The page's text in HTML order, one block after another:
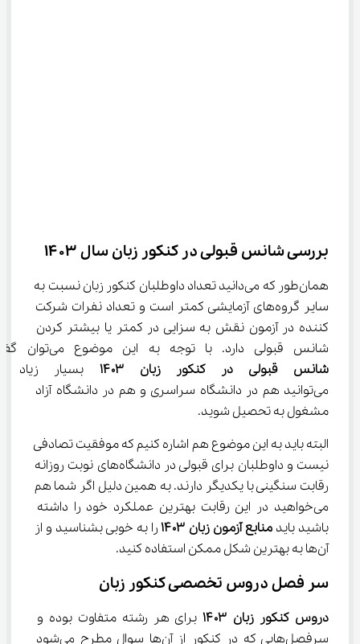
بررسی شانس قبولی در کنکور زبان سال ۱۴۰۳
همان‌طور که می‌دانید تعداد داوطلبان کنکور زبان نسبت به
سایر گروه‌های آزمایشی کمتر است و تعداد نفرات شرکت
کننده در آزمون نقش به سزایی در کمتر یا بیشتر کردن
شانس قبولی دارد. با توجه به این موضوع می‌توان گفت که
شانس قبولی در کنکور زبان
۱۴۰۳ بسیار
می‌توانید هم در دانشگاه سراسری و هم در دانشگاه آزاد
مشغول به تحصیل شوید.
البته باید به این موضوع هم اشاره کنیم که موفقیت تصادفی
نیست و داوطلبان برای قبولی در دانشگاه‌های نوبت روزانه
رقابت سنگینی با یکدیگر دارند. به همین دلیل اگر شما هم
می‌خواهید در این رقابت بهترین عملکرد خود را داشته
باشید باید منابع آزمون زبان ۱۴۰۳
را به خوبی بشناسید و از
آن‌ها به بهترین شکل ممکن استفاده کنید.
سر فصل دروس تخصصی کنکور زبان
دروس کنکور زبان ۱۴۰۳
برای هر رشته متفاوت بوده و
سرفصل‌هایی که در کنکور از آن‌ها سوال مطرح می‌شود